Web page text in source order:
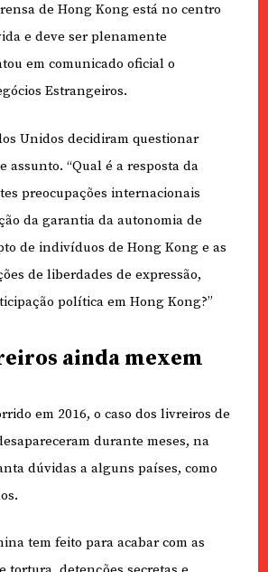
de Hong Kong está no centro
e deve ser plenamente
em comunicado oficial o
Estrangeiros.
Unidos decidiram questionar
assunto. “Qual é a resposta da
preocupações internacionais
da garantia da autonomia de
de indivíduos de Hong Kong e as
de liberdades de expressão,
política em Hong Kong?”
ainda mexem
em 2016, o caso dos livreiros de
durante meses, na
dúvidas a alguns países, como
tem feito para acabar com as